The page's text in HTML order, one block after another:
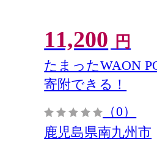
11,200 円
たまったWAON
寄附できる！
（0）
鹿児島県南九州市